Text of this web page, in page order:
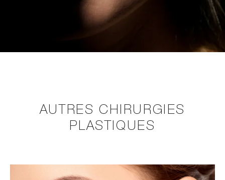
AUTRES CHIRURGIES
PLASTIQUES